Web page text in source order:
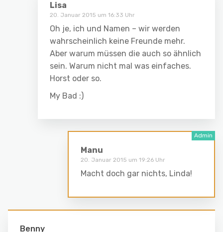
Lisa
20. Januar 2015 um 16:33 Uhr
Oh je, ich und Namen – wir werden
wahrscheinlich keine Freunde mehr.
Aber warum müssen die auch so ähnlich
sein. Warum nicht mal was einfaches.
Horst oder so.
My Bad :)
Manu
20. Januar 2015 um 19:26 Uhr
Macht doch gar nichts, Linda!
Benny